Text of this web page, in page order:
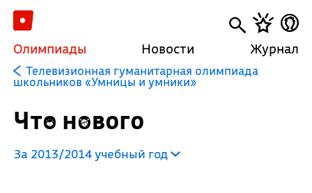
Олимпиады Новости Журнал
Телевизионная гуманитарная олимпиада
школьников «Умницы и умники»
Что нового
За 2013/2014 учебный год